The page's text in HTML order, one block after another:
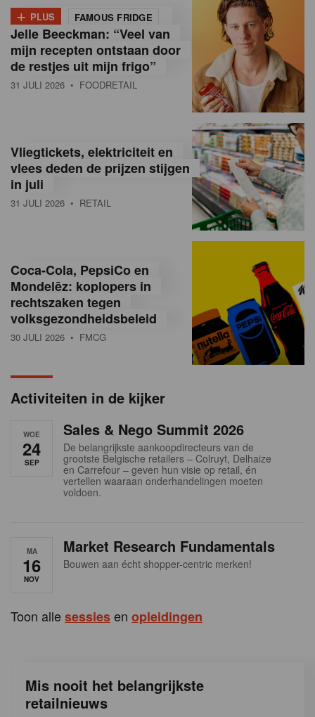
n
B
e
g
ë
e
a
n
+ PLUS FAMOUS FRIDGE
Jelle Beeckman: “Veel van
mijn recepten ontstaan door
de restjes uit mijn frigo”
31 JULI 2026 • FOODRETAIL
Vliegtickets, elektriciteit en
vlees deden de prijzen stijgen
in juli
31 JULI 2026 • RETAIL
Coca-Cola, PepsiCo en
Mondelēz: koplopers in
rechtszaken tegen
volksgezondheidsbeleid
30 JULI 2026 • FMCG
Activiteiten in de kijker
WOE
24
SEP
Sales & Nego Summit 2026
De belangrijkste aankoopdirecteurs van de
grootste Belgische retailers – Colruyt, Delhaize
en Carrefour – geven hun visie op retail, én
vertellen waaraan onderhandelingen moeten
voldoen.
MA
16
NOV
Market Research Fundamentals
Bouwen aan écht shopper-centric merken!
Toon allesessiesen opleidingen
Mis nooit het belangrijkste
retailnieuws